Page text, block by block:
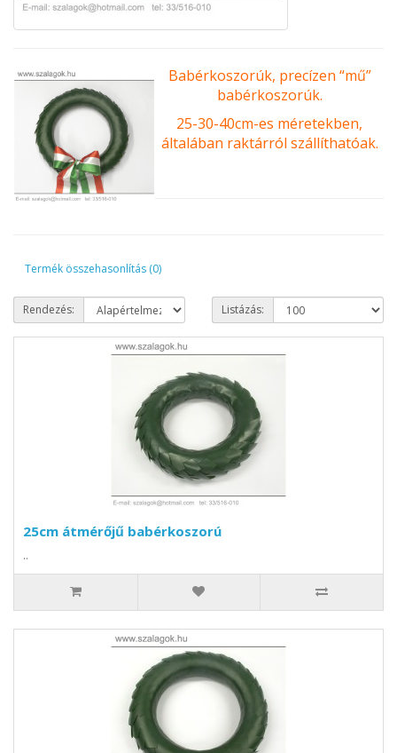
Babérkoszorúk, precízen “mű”
babérkoszorúk.
25-30-40cm-es méretekben,
általában raktárról szállíthatóak.
Termék összehasonlítás (0)
Rendezés: Listázás:
25cm átmérőjű babérkoszorú
..